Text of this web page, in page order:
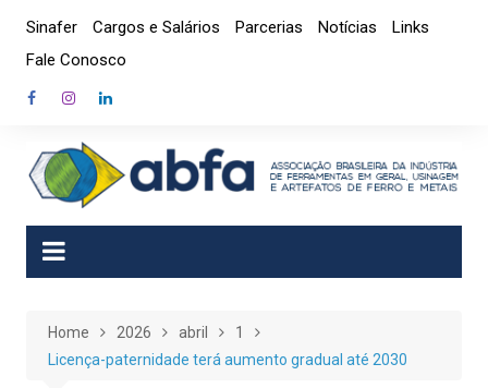
content
Sinafer Cargos e Salários Parcerias Notícias
Links
Fale Conosco
Home 2026 abril
1
Licença-paternidade terá aumento gradual até 2030